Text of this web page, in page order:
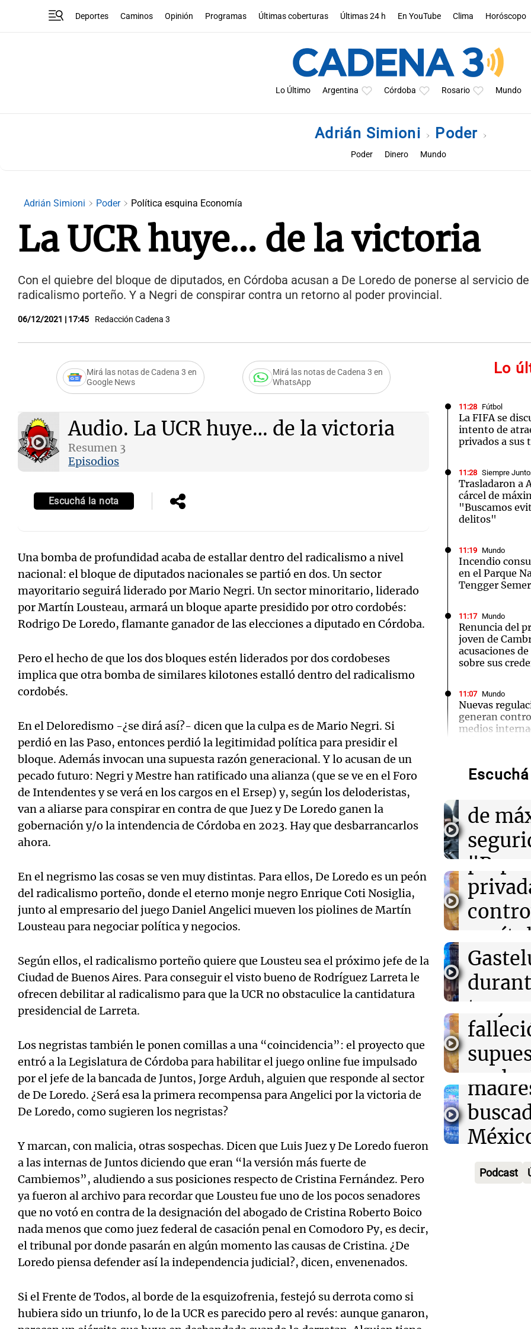
Deportes Caminos Opinión Programas Últimas coberturas Últimas 24 h En YouTube Clima Horóscopo
Lo Último Argentina Córdoba Rosario Mundo
Adrián Simioni Poder
Poder Dinero Mundo
Adrián Simioni Poder Política esquina Economía
La UCR huye… de la victoria
Con el quiebre del bloque de diputados, en Córdoba acusan a De Loredo de ponerse al servicio
radicalismo porteño. Y a Negri de conspirar contra un retorno al poder provincial.
06/12/2021 | 17:45 Redacción Cadena 3
Mirá las notas de Cadena 3 en
Google News
Mirá las notas de Cadena 3 en
WhatsApp
Audio. La UCR huye… de la victoria
Resumen 3
Episodios
Escuchá la nota
Una bomba de profundidad acaba de estallar dentro del radicalismo a nivel
nacional: el bloque de diputados nacionales se partió en dos. Un sector
mayoritario seguirá liderado por Mario Negri. Un sector minoritario, liderado
por Martín Lousteau, armará un bloque aparte presidido por otro cordobés:
Rodrigo De Loredo, flamante ganador de las elecciones a diputado en Córdoba.
Pero el hecho de que los dos bloques estén liderados por dos cordobeses
implica que otra bomba de similares kilotones estalló dentro del radicalismo
cordobés.
En el Deloredismo -¿se dirá así?- dicen que la culpa es de Mario Negri. Si
perdió en las Paso, entonces perdió la legitimidad política para presidir el
bloque. Además invocan una supuesta razón generacional. Y lo acusan de un
pecado futuro: Negri y Mestre han ratificado una alianza (que se ve en el Foro
de Intendentes y se verá en los cargos en el Ersep) y, según los deloderistas,
van a aliarse para conspirar en contra de que Juez y De Loredo ganen la
gobernación y/o la intendencia de Córdoba en 2023. Hay que desbarrancarlos
ahora.
En el negrismo las cosas se ven muy distintas. Para ellos, De Loredo es un peón
del radicalismo porteño, donde el eterno monje negro Enrique Coti Nosiglia,
junto al empresario del juego Daniel Angelici mueven los piolines de Martín
Lousteau para negociar política y negocios.
Según ellos, el radicalismo porteño quiere que Lousteu sea el próximo jefe de la
Ciudad de Buenos Aires. Para conseguir el visto bueno de Rodríguez Larreta le
ofrecen debilitar al radicalismo para que la UCR no obstaculice la cantidatura
presidencial de Larreta.
Los negristas también le ponen comillas a una “coincidencia”: el proyecto que
entró a la Legislatura de Córdoba para habilitar el juego online fue impulsado
por el jefe de la bancada de Juntos, Jorge Arduh, alguien que responde al sector
de De Loredo. ¿Será esa la primera recompensa para Angelici por la victoria de
De Loredo, como sugieren los negristas?
Y marcan, con malicia, otras sospechas. Dicen que Luis Juez y De Loredo fueron
a las internas de Juntos diciendo que eran “la versión más fuerte de
Cambiemos”, aludiendo a sus posiciones respecto de Cristina Fernández. Pero
ya fueron al archivo para recordar que Lousteu fue uno de los pocos senadores
que no votó en contra de la designación del abogado de Cristina Roberto Boico
nada menos que como juez federal de casación penal en Comodoro Py, es decir,
el tribunal por donde pasarán en algún momento las causas de Cristina. ¿De
Loredo piensa defender así la independencia judicial?, dicen, envenenados.
Si el Frente de Todos, al borde de la esquizofrenia, festejó su derrota como si
hubiera sido un triunfo, lo de la UCR es parecido pero al revés: aunque ganaron,
Lo
11:28 Fútbol
La FIFA se
intento de
privados a sus
11:28 Siempre
Trasladaron a
cárcel de
"Buscamos
delitos"
11:19 Mundo
Incendio
en el Parque
Tengger
11:17 Mundo
Renuncia del
joven de
acusaciones
sobre sus
11:07 Mundo
Nuevas
generan
medios
11:06 Sociedad
Principio de
el fuego fue
11:03 La Popu
Agenda de
Córdoba
11:03 Sociedad
La ANMAT
planta industrial
11:02 Fútbol
Juniors suma
Figueroa es
Regional
Audio.
de
evitar
dirija
Noticias
tierras
las 14
Noticias
Episodios
Audio.
César
vivo
Panorama
Episodios
Audio.
esposo
mujer
Noticias
Episodios
Audio.
apoyo
medio
de
Audio.
Audio.
de
Podcast
Notas Notas Notas Notas
Cadena 3